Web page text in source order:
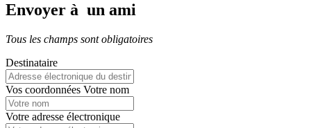
Envoyer à un ami
Tous les champs sont obligatoires
Destinataire
Vos coordonnées Votre nom
Votre adresse électronique